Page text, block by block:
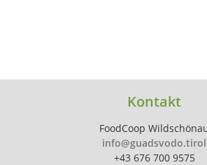
Kontakt
FoodCoop
info@guadsvodo.tirol
+43 676 700 9575